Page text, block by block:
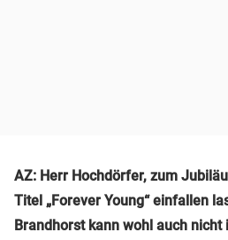
AZ: Herr Hochdörfer, zum
Titel „Forever Young“ einfallen
Brandhorst kann wohl auch nicht